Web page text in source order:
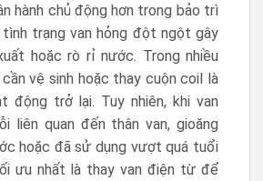
hành chủ động hơn trong bảo trì
trạng van hỏng đột ngột gây
hoặc rò rỉ nước. Trong nhiều
vệ sinh hoặc thay cuộn coil là
động trở lại. Tuy nhiên, khi van
liên quan đến thân van, gioăng
hoặc đã sử dụng vượt quá tuổi
ưu nhất là thay van điện từ để